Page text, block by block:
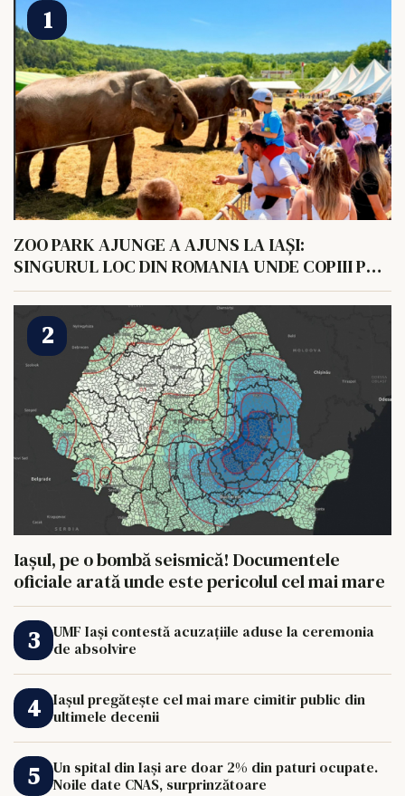
ZOO PARK AJUNGE A AJUNS LA IAȘI:
SINGURUL LOC DIN ROMANIA UNDE COPIII POT
HRANI UN ELEFANT
Iașul, pe o bombă seismică! Documentele
oficiale arată unde este pericolul cel mai mare
UMF Iași contestă acuzațiile aduse la ceremonia
de absolvire
Iașul pregătește cel mai mare cimitir public din
ultimele decenii
Un spital din Iași are doar 2% din paturi ocupate.
Noile date CNAS, surprinzătoare